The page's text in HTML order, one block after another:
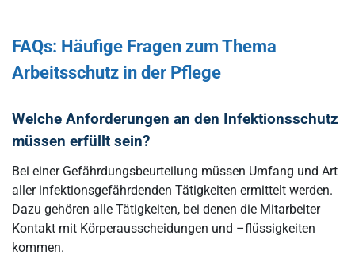
FAQs: Häufige Fragen zum Thema
Arbeitsschutz in der Pflege
Welche Anforderungen an den Infektionsschutz
müssen erfüllt sein?
Bei einer Gefährdungsbeurteilung müssen Umfang und Art
aller infektionsgefährdenden Tätigkeiten ermittelt werden.
Dazu gehören alle Tätigkeiten, bei denen die Mitarbeiter
Kontakt mit Körperausscheidungen und –flüssigkeiten
kommen.